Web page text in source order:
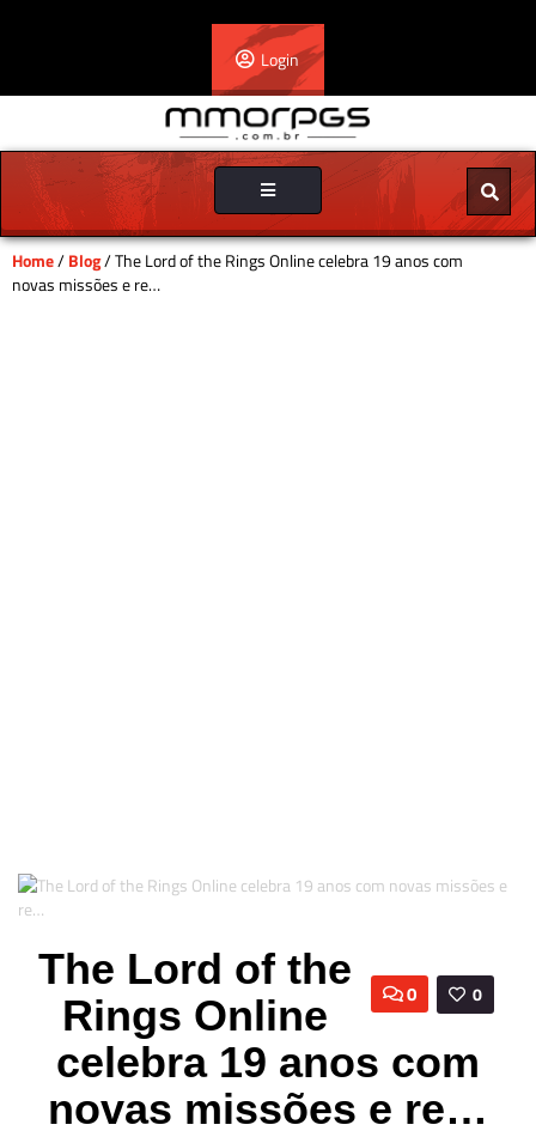
Login
Toggle
navigation
Home/Blog/ The Lord of the Rings Online celebra 19 anos com
novas missões e re…
0
0
The Lord of the
Rings Online
celebra 19 anos com
novas missões e re…